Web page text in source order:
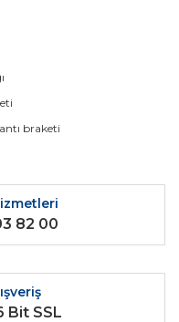
yapın!
ve diğer
olmalı.
braketi
82 00
Bit SSL